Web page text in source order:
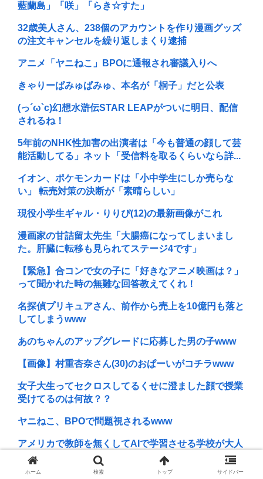
藍蘭島」「咲」「らき☆すた」
32歳美人さん、238個のアカウントを作り漫画グッズ
の注文キャンセルを繰り返しまくり逮捕
アニメ「ヤニねこ」BPOに通報され審議入りへ
きゃりーぱみゅぱみゅ、本名が「桐子」だと公表
(っ´ω`c)幻想水滸伝STAR LEAPがついに明日、配信
されるね！
5年前のNHK性加害の出演者は「今も普通の顔して芸
能活動してる」ネット「受信料を取るくらいなら詳...
イオン、ポケモンカードは「小中学生にしか売らな
い」 転売対策の決断が「素晴らしい」
現役小学生ギャル・りりぴ(12)の最新画像がこれ
漫画家の甘詰留太先生「大腸癌になってしまいまし
た。肝臓に転移も見られてステージ4です」
【緊急】合コンで女の子に「好きなアニメ映画は？」
って聞かれた時の無難な回答教えてくれ！
名探偵プリキュアさん、前作から売上を10億円も落と
してしまうwww
あのちゃんのアップグレードに応募した男の子www
【画像】村重杏奈さん(30)のおぱーいがコチラwww
女子大生ってセクロスしてるくせに澄ました顔で授業
受けてるのは何故？？
ヤニねこ、BPOで問題視されるwww
アメリカで教師を無くしてAIで学習させる学校が大人
気 1日分の学習を2時間未満で可能に
ホーム 検索 トップ サイドバー